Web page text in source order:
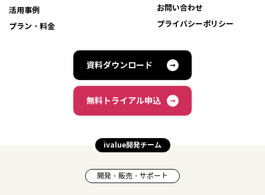
活用事例
プラン・料金
お問い合わせ
プライバシーポリシー
資料ダウンロード
無料トライアル申込
ivalue開発チーム
開発・販売・サポート